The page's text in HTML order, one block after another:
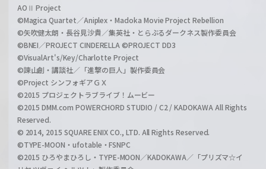
AOⅡ Project
©Magica Quartet／Aniplex・Madoka Movie Project Rebellion
©矢吹健太朗・長谷見沙貴／集英社・とらぶるダークネス製作委員会
©BNEI／PROJECT CINDERELLA ©PROJECT DD3
©VisualArt's/Key/Charlotte Project
©諫山創・講談社／「進撃の巨人」製作委員会
©Project シンフォギアＧＸ
©2015 プロジェクトラブライブ！ムービー
©2015 DMM.com POWERCHORD STUDIO / C2 / KADOKAWA All Rights
Reserved.
© 2014, 2015 SQUARE ENIX CO., LTD. All Rights Reserved.
©TYPE-MOON・ufotable・FSNPC
©2015 ひろやまひろし・TYPE-MOON／KADOKAWA／「プリズマ☆イ